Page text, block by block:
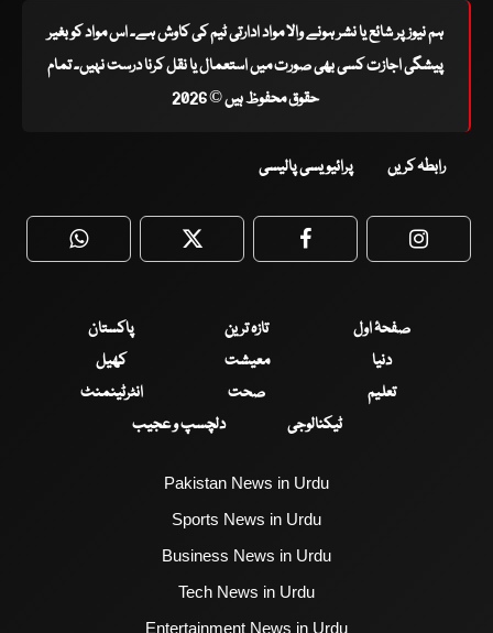
ہم نیوز پر شائع یا نشر ہونے والا مواد ادارتی ٹیم کی کاوش ہے۔ اس مواد کو بغیر
پیشگی اجازت کسی بھی صورت میں استعمال یا نقل کرنا درست نہیں۔ تمام
حقوق محفوظ ہیں © 2026
رابطہ کریں پرائیویسی پالیسی
WhatsApp Twitter Facebook
صفحۂ اول تازہ ترین
پاکستان
دنیا
معیشت
کھیل
تعلیم
صحت
انٹرٹینمنٹ
ٹیکنالوجی
دلچسپ و عجیب
Pakistan News in Urdu
Sports News in Urdu
Business News in Urdu
Tech News in Urdu
Entertainment News in Urdu